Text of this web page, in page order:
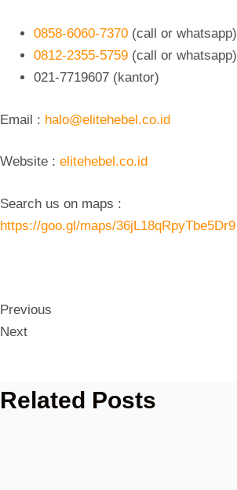
0858-6060-7370(call or whatsapp)
0812-2355-5759(call or whatsapp)
021-7719607 (kantor)
Email : halo@elitehebel.co.id
Website : elitehebel.co.id
Search us on maps :
https://goo.gl/maps/36jL18qRpyTbe5Dr9
Previous
Next
Related Posts